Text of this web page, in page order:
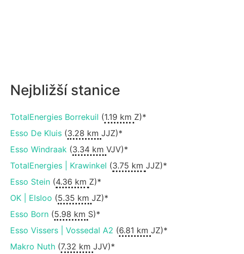
Nejbližší stanice
TotalEnergies Borrekuil (1.19 km Z)*
Esso De Kluis(3.28 km JJZ)*
Esso Windraak(3.34 km VJV)*
TotalEnergies | Krawinkel (3.75 km JJZ)*
Esso Stein(4.36 km Z)*
OK | Elsloo (5.35 km JZ)*
Esso Born(5.98 km S)*
Esso Vissers | Vossedal A2 (6.81 km JZ)*
Makro Nuth(7.32 km JJV)*